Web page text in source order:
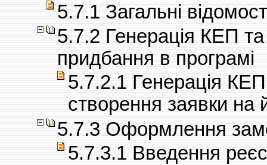
5.7.1 Загальні
5.7.2 Генерація КЕП
придбання в програмі
5.7.2.1 Генерація
створення заявки на
5.7.3 Оформлення
5.7.3.1 Введення